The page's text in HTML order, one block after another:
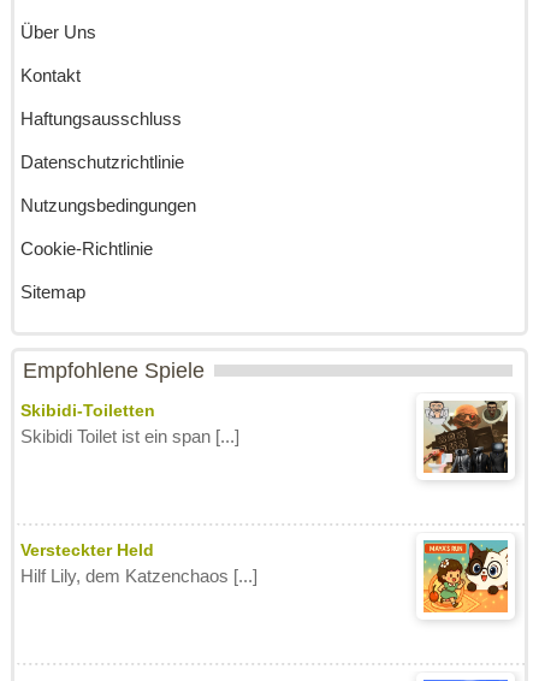
Über Uns
Kontakt
Haftungsausschluss
Datenschutzrichtlinie
Nutzungsbedingungen
Cookie-Richtlinie
Sitemap
Empfohlene Spiele
Skibidi-Toiletten
Skibidi Toilet ist ein span [...]
Versteckter Held
Hilf Lily, dem Katzenchaos [...]